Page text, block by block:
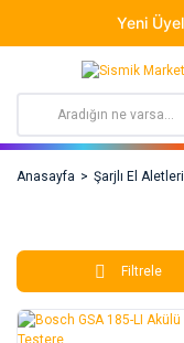
Anasayfa Şarjlı El Aletleri
Filtrele